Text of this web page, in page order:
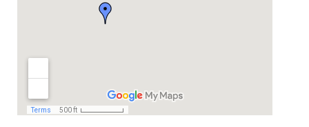
Στο Μικροβιολογικό – Βιοπαθολογικό Εργαστήριο
ΒιοAνάλυσις πραγματοποιούνται εξετάσεις